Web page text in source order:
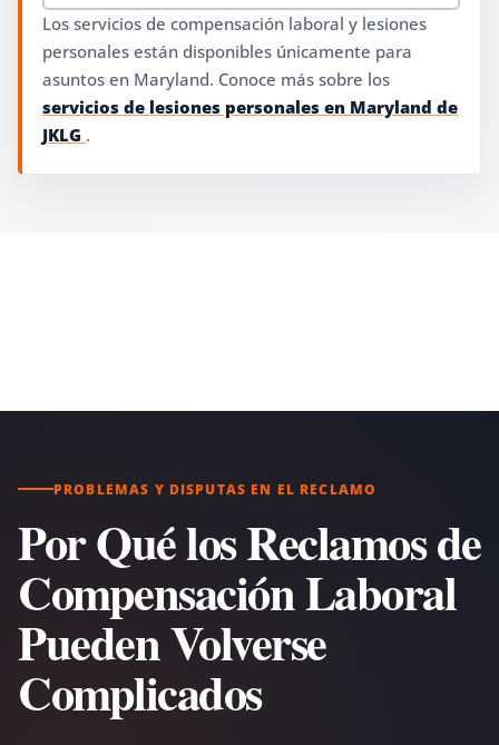
Los servicios de compensación laboral y lesiones
personales están disponibles únicamente para
asuntos en Maryland. Conoce más sobre los
servicios de lesiones personales en Maryland de
JKLG .
PROBLEMAS Y DISPUTAS EN EL RECLAMO
Por Qué los Reclamos de
Compensación Laboral
Pueden Volverse
Complicados